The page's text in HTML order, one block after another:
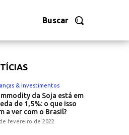
Buscar
& Investimentos
da Soja está em
de 1,5%: o que isso
a ver com o Brasil?
fevereiro de 2022